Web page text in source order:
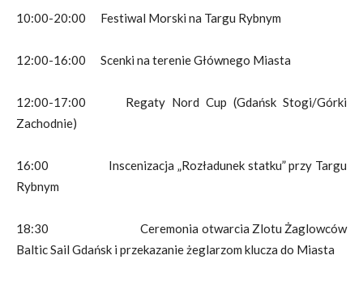
10:00-20:00 Festiwal Morski na Targu Rybnym
12:00-16:00 Scenki na terenie Głównego Miasta
12:00-17:00 Regaty Nord Cup (Gdańsk Stogi/Górki
Zachodnie)
16:00 Inscenizacja „Rozładunek statku” przy Targu
Rybnym
18:30 Ceremonia otwarcia Zlotu Żaglowców
Baltic Sail Gdańsk i przekazanie żeglarzom klucza do Miasta